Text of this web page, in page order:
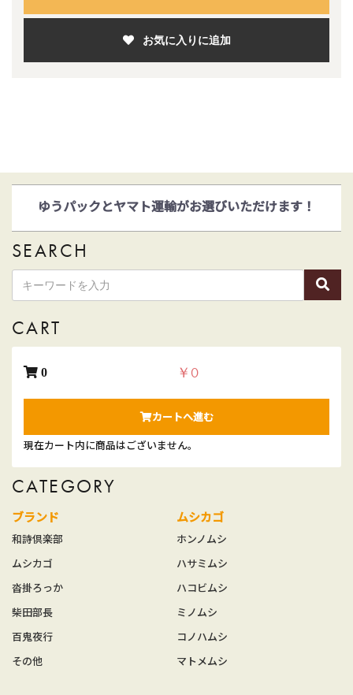
お気に入りに追加
2022年4月1日
ゆうパックとヤマト運輸がお選びいただけます！
SEARCH
CART
0 ￥0
カートへ進む
現在カート内に商品はございません。
CATEGORY
ブランド
和詩倶楽部
ムシカゴ
沓掛ろっか
柴田部長
百鬼夜行
その他
ムシカゴ
ホンノムシ
ハサミムシ
ハコビムシ
ミノムシ
コノハムシ
マトメムシ